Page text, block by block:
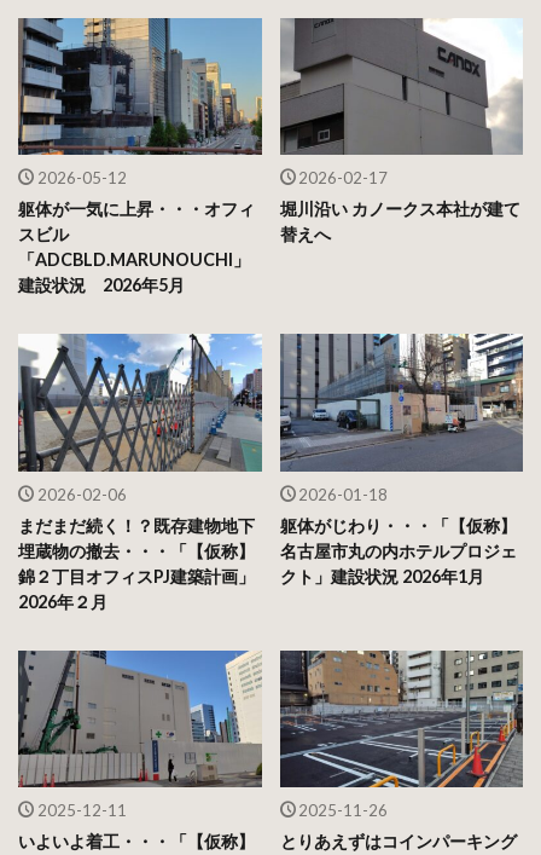
2026-05-12
躯体が一気に上昇・・・オフィ
スビル
「ADCBLD.MARUNOUCHI」
建設状況 2026年5月
2026-02-17
堀川沿い カノークス本社が建て
替えへ
2026-02-06
まだまだ続く！？既存建物地下
埋蔵物の撤去・・・「【仮称】
錦２丁目オフィスPJ建築計画」
2026年２月
2026-01-18
躯体がじわり・・・「【仮称】
名古屋市丸の内ホテルプロジェ
クト」建設状況 2026年1月
2025-12-11
いよいよ着工・・・「【仮称】
2025-11-26
とりあえずはコインパーキング